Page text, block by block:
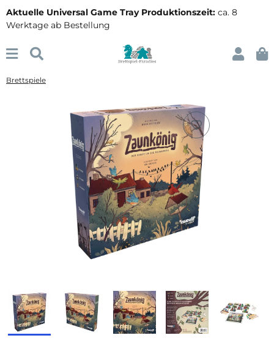
Aktuelle Universal Game Tray Produktionszeit: ca. 8
Werktage ab Bestellung
Brettspiele